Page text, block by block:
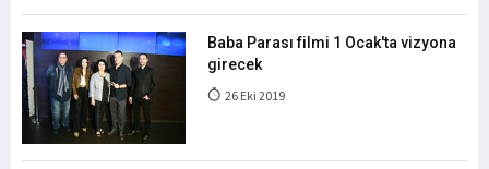
Baba Parası filmi 1 Ocak'ta vizyona
girecek
26 Eki 2019